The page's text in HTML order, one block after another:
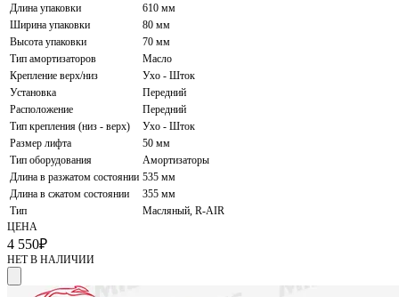
Длина упаковки
610 мм
Ширина упаковки
80 мм
Высота упаковки
70 мм
Тип амортизаторов
Масло
Крепление верх/низ
Ухо - Шток
Установка
Передний
Расположение
Передний
Тип крепления (низ - верх)
Ухо - Шток
Размер лифта
50 мм
Тип оборудования
Амортизаторы
Длина в разжатом состоянии 535 мм
Длина в сжатом состоянии
355 мм
Тип
Масляный, R-AIR
ЦЕНА
4 550₽
НЕТ В НАЛИЧИИ